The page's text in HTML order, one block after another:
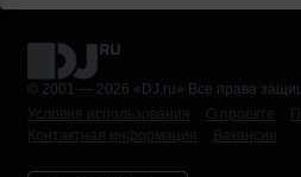
© 2001 — 2026 «DJ.ru» Все права
Условия использования
О проекте
Контактная информация
Вакансии